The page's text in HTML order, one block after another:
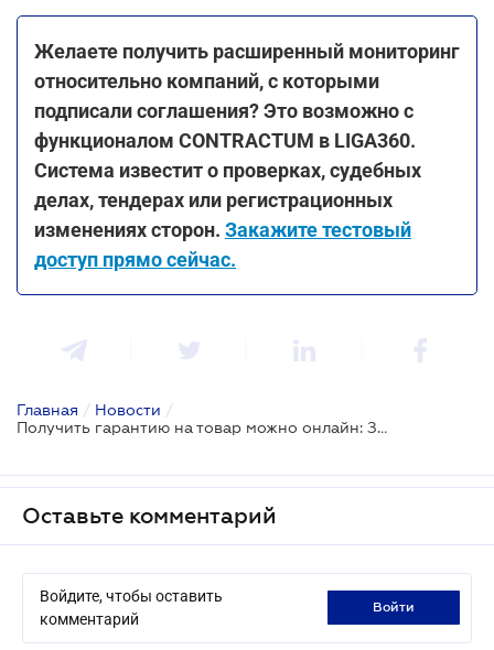
Желаете получить расширенный мониторинг
относительно компаний, с которыми
подписали соглашения? Это возможно с
функционалом CONTRACTUM в LIGA360.
Система известит о проверках, судебных
делах, тендерах или регистрационных
изменениях сторон. Закажите тестовый
доступ прямо сейчас.
Главная / Новости /
Получить гарантию на товар можно онлайн: Закон вступил в силу
Оставьте комментарий
Войдите, чтобы оставить
комментарий
войти